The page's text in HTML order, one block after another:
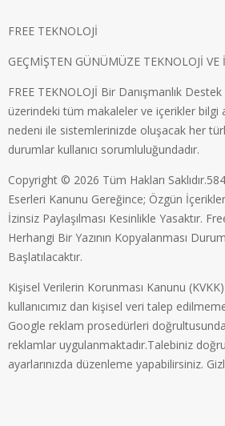
FREE TEKNOLOJİ
GEÇMİŞTEN GÜNÜMÜZE TEKNOLOJİ VE
FREE TEKNOLOJİ Bir Danışmanlık
üzerindeki tüm makaleler ve içerikler bilgi
nedeni ile sistemlerinizde oluşacak her
durumlar kullanıcı sorumluluğundadır.
Copyright © 2026 Tüm Hakları
Eserleri Kanunu Gereğince; Özgün
İzinsiz Paylaşılması Kesinlikle Yasaktır.
Herhangi Bir Yazının Kopyalanması
Başlatılacaktır.
Kişisel Verilerin Korunması Kanunu
kullanıcımız dan kişisel veri talep
Google reklam prosedürleri
reklamlar uygulanmaktadır.Talebiniz
ayarlarınızda düzenleme yapabilirsiniz.